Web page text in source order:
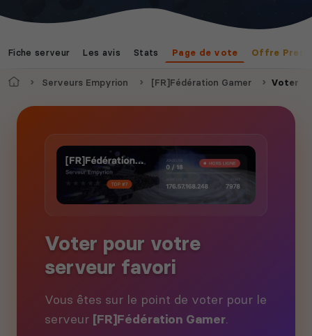
Fiche serveur Les avis Stats Page de vote Offre
AccueilServeurs Empyrion [FR]Fédération Gamer Voter
Voter pour votre
serveur favori
Vous êtes sur le point de voter pour le
serveur [FR]Fédération Gamer.